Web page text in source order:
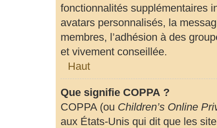
fonctionnalités supplémentaires
avatars personnalisés, la
membres, l’adhésion à des
et vivement conseillée.
Haut
Que signifie COPPA ?
COPPA (ou Children’s Online
aux États-Unis qui dit que les